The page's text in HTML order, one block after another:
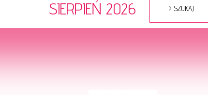
SIERPIEŃ 2026